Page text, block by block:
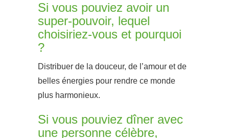
Si vous pouviez avoir un
super-pouvoir, lequel
choisiriez-vous et pourquoi
?
Distribuer de la douceur, de l’amour et de
belles énergies pour rendre ce monde
plus harmonieux.
Si vous pouviez dîner avec
une personne célèbre,